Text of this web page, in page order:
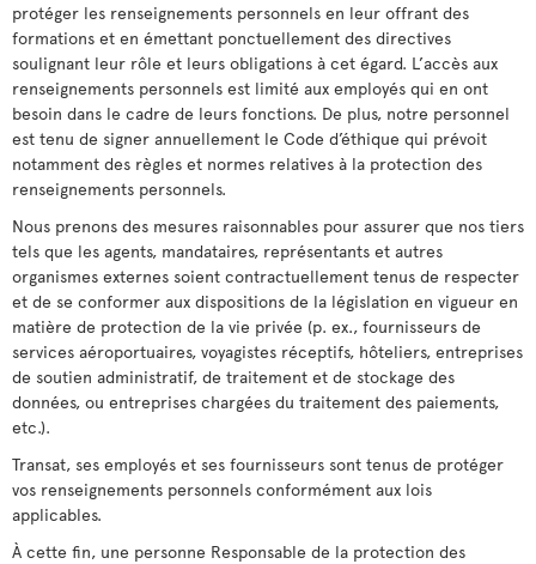
protéger les renseignements personnels en leur offrant des
formations et en émettant ponctuellement des directives
soulignant leur rôle et leurs obligations à cet égard. L’accès aux
renseignements personnels est limité aux employés qui en ont
besoin dans le cadre de leurs fonctions. De plus, notre personnel
est tenu de signer annuellement le Code d’éthique qui prévoit
notamment des règles et normes relatives à la protection des
renseignements personnels.
Nous prenons des mesures raisonnables pour assurer que nos tiers
tels que les agents, mandataires, représentants et autres
organismes externes soient contractuellement tenus de respecter
et de se conformer aux dispositions de la législation en vigueur en
matière de protection de la vie privée (p. ex., fournisseurs de
services aéroportuaires, voyagistes réceptifs, hôteliers, entreprises
de soutien administratif, de traitement et de stockage des
données, ou entreprises chargées du traitement des paiements,
etc.).
Transat, ses employés et ses fournisseurs sont tenus de protéger
vos renseignements personnels conformément aux lois
applicables.
À cette fin, une personne Responsable de la protection des